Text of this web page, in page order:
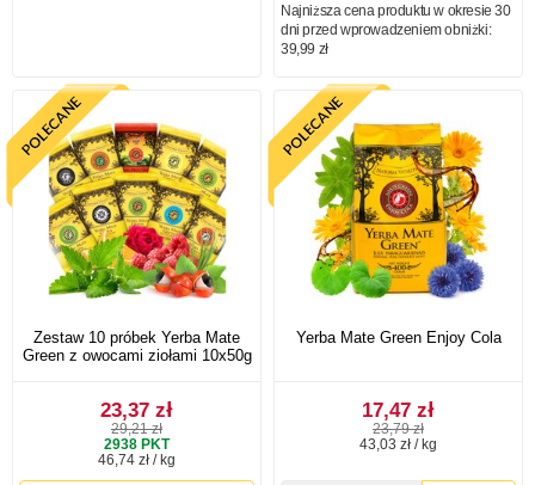
Najniższa cena produktu w okresie 30
dni przed wprowadzeniem obniżki:
39,99 zł
Zestaw 10 próbek Yerba Mate
Green z owocami ziołami 10x50g
23,37 zł
29,21 zł
2938 PKT
46,74 zł / kg
Yerba Mate Green Enjoy Cola
17,47 zł
23,79 zł
43,03 zł / kg